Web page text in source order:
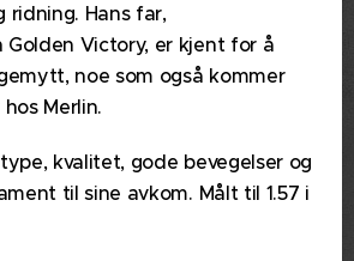
ridning. Hans far,
Golden Victory, er kjent for å
noe som også kommer
Merlin.
kvalitet, gode bevegelser og
til sine avkom. Målt til 1.57 i